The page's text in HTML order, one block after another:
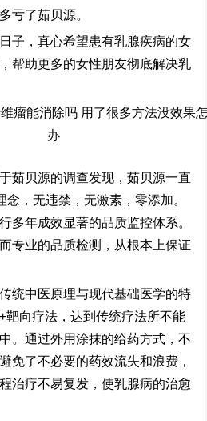
亏了茹贝源。
子，真心希望患有乳腺疾病的女
帮助更多的女性朋友彻底解决乳
贝源的调查发现，茹贝源一直
念，无违禁，无激素，零添加。
多年成效显著的品质监控体系。
专业的品质检测，从根本上保证
中医原理与现代基础医学的特
靶向疗法，达到传统疗法所不能
。通过外用涂抹的给药方式，不
免了不必要的药效流失和浪费，
治疗不易复发，使乳腺病的治愈